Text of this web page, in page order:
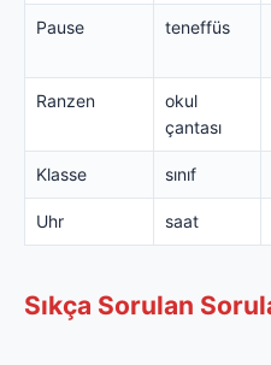
Pause teneffüs
Ranzen
okul
çantası
Klasse sınıf
Uhr saat
Sıkça Sorulan